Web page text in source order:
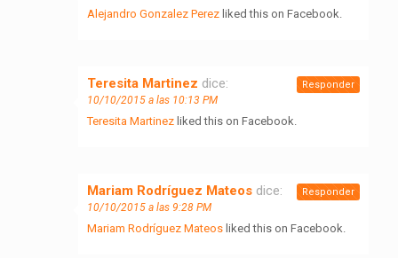
Alejandro Gonzalez Perez liked this on Facebook.
Teresita Martinez dice:
10/10/2015 a las 10:13 PM
Teresita Martinez liked this on Facebook.
Responder
Mariam Rodríguez Mateos dice:
10/10/2015 a las 9:28 PM
Mariam Rodríguez Mateos liked this on Facebook.
Responder